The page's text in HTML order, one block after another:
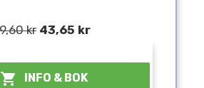
kr 43,65 kr
 INFO & BOK